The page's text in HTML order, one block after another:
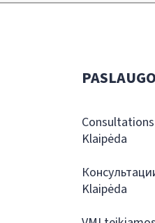
Klaipėda
Klaipėda